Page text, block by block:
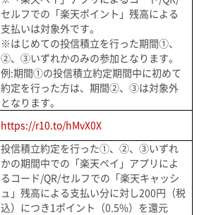
セルフでの「楽天ポイント」残高による
支払いは対象外です。
※はじめての投信積立を行った期間①、
②、③いずれかのみの参加となります。
例:期間①の投信積立約定期間中に初めて
約定を行った方は、期間②、③は対象外
となります。
https://r10.to/hMvX0X
投信積立約定を行った①、②、③いずれ
かの期間中での「楽天ペイ」アプリによ
るコード/QR/セルフでの「楽天キャッシ
ュ」残高による支払い分に対し200円（税
込）につき1ポイント（0.5%）を還元